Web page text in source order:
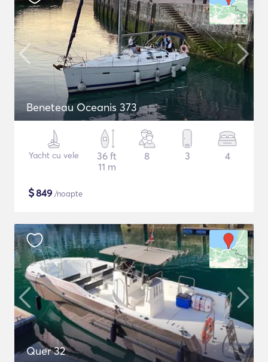
Beneteau Oceanis 373
Yacht cu vele
36 ft
11 m
8 3 4
$849 /noapte
Quer 32